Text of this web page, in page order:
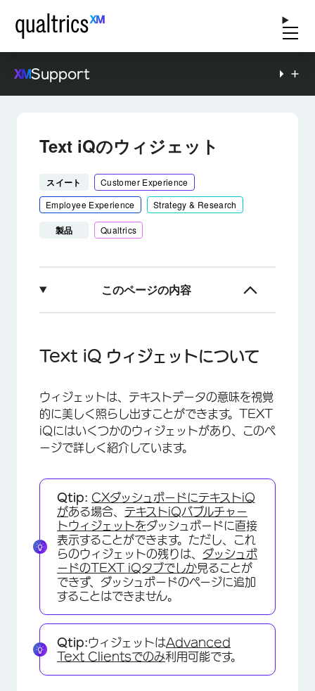
Support
Text iQのウィジェット
スイート
Customer Experience
Employee Experience
Strategy & Research
製品 Qualtrics
このページの内容
バブル・ウィジェット
ワードクラウド
Text iQ ウィジェットについて
ウィジェットは、テキストデータの意味を視覚
的に美しく照らし出すことができます。TEXT
iQにはいくつかのウィジェットがあり、このペ
ージで詳しく紹介しています。
Qtip: CXダッシュボードにテキストiQ
がある場合、 テキストiQバブルチャー
トウィジェットをダッシュボードに直接
表示することができます。ただし、これ
らのウィジェットの残りは、 ダッシュボ
ードのTEXT iQタブでしか見ることが
できず、ダッシュボードのページに追加
することはできません。
Qtip:ウィジェットはAdvanced
Text Clientsでのみ利用可能です。